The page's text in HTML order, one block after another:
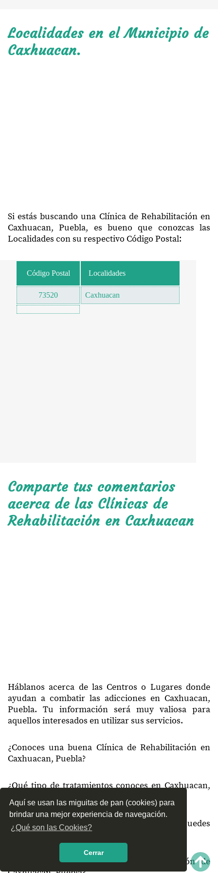
Aquí se usan las miguitas de pan (cookies) para
brindar una mejor experiencia de navegación.
¿Qué son las Cookies?
Cerrar
Localidades en el Municipio de
Caxhuacan.
Si estás buscando una Clínica de Rehabilitación en
Caxhuacan, Puebla, es bueno que conozcas las
Localidades con su respectivo Código Postal:
Código Postal Localidades
73520 Caxhuacan
Comparte tus comentarios
acerca de las Clínicas de
Rehabilitación en Caxhuacan
Háblanos acerca de las Centros o Lugares donde
ayudan a combatir las adicciones en Caxhuacan,
Puebla. Tu información será muy valiosa para
aquellos interesados en utilizar sus servicios.
¿Conoces una buena Clínica de Rehabilitación en
Caxhuacan, Puebla?
¿Qué tipo de tratamientos conoces en Caxhuacan,
Puebla?
¿Cómo es el servicio de las Clínicas que puedes
encontrar en Caxhuacan, Puebla?
¿Recomiendas las Clínicas de Rehabilitación de